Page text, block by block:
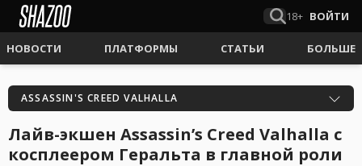
18+ ВОЙТИ
НОВОСТИ ПЛАТФОРМЫ СТАТЬИ БОЛЬШЕ
ASSASSIN'S CREED VALHALLA
Лайв-экшен Assassin’s Creed Valhalla с
косплеером Геральта в главной роли